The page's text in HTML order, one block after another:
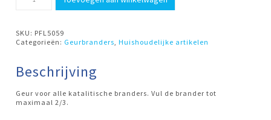
Burwood
aantal
SKU: PFL5059
Categorieën: Geurbranders ,Huishoudelijke artikelen
Beschrijving
Geur voor alle katalitische branders. Vul de brander tot
maximaal 2/3.